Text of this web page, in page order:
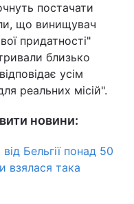
постачати
що винищувач
придатності"
близько
усім
реальних місій".
новини:
Бельгії понад 50
взялася така